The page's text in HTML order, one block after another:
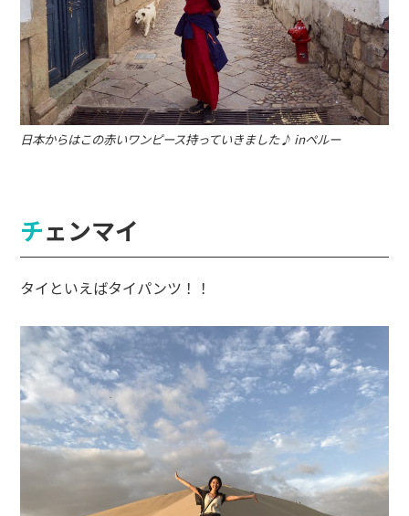
日本からはこの赤いワンピース持っていきました♪ inペルー
チェンマイ
タイといえばタイパンツ！！